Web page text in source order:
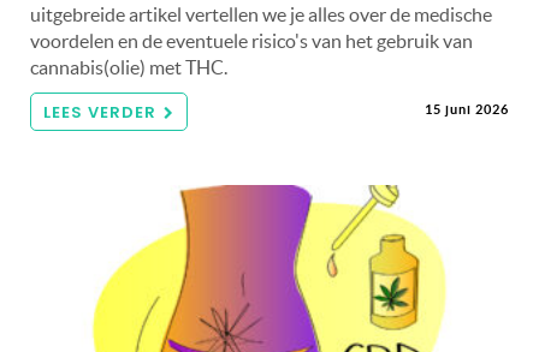
uitgebreide artikel vertellen we je alles over de medische
voordelen en de eventuele risico's van het gebruik van
cannabis(olie) met THC.
LEES VERDER 15 juni 2026